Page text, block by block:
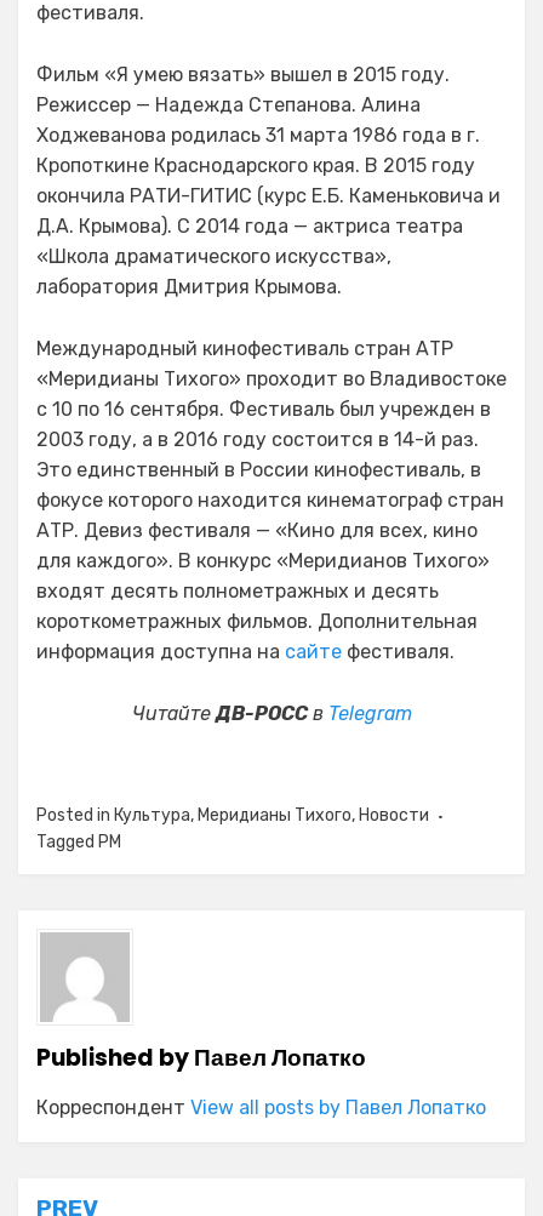
фестиваля.
Фильм «Я умею вязать» вышел в 2015 году.
Режиссер — Надежда Степанова. Алина
Ходжеванова родилась 31 марта 1986 года в г.
Кропоткине Краснодарского края. В 2015 году
окончила РАТИ-ГИТИС (курс Е.Б. Каменьковича и
Д.А. Крымова). С 2014 года — актриса театра
«Школа драматического искусства»,
лаборатория Дмитрия Крымова.
Международный кинофестиваль стран АТР
«Меридианы Тихого» проходит во Владивостоке
с 10 по 16 сентября. Фестиваль был учрежден в
2003 году, а в 2016 году состоится в 14-й раз.
Это единственный в России кинофестиваль, в
фокусе которого находится кинематограф стран
АТР. Девиз фестиваля — «Кино для всех, кино
для каждого». В конкурс «Меридианов Тихого»
входят десять полнометражных и десять
короткометражных фильмов. Дополнительная
информация доступна на сайте фестиваля.
ЧитайтеДВ-РОССв Telegram
Posted in Культура, Меридианы Тихого, Новости
Tagged PM
Published byПавел Лопатко
Корреспондент View all posts by Павел Лопатко
PREV